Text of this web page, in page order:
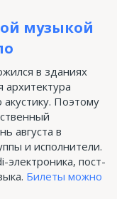
музыкой
в зданиях
Поэтому
августа в
и исполнители.
электроника, пост-
Билеты можно